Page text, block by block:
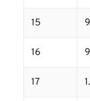
15
16
17